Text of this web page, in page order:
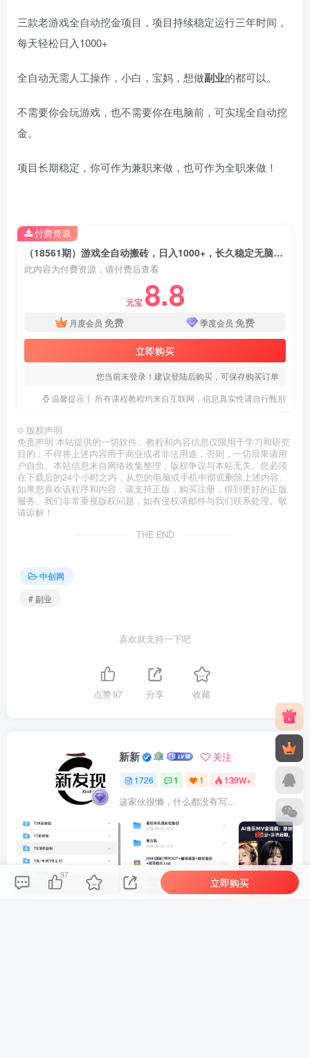
三款老游戏全自动挖金项目，项目持续稳定运行三年时间，
每天轻松日入1000+
全自动无需人工操作，小白，宝妈，想做副业的都可以。
不需要你会玩游戏，也不需要你在电脑前，可实现全自动挖
金。
项目长期稳定，你可作为兼职来做，也可作为全职来做！
（18561期）游戏全自动搬砖，日入1000+，长久稳定无脑赚，可副业全职！
此内容为付费资源，请付费后查看
元宝 8.8
月度会员 免费 季度会员 免费
立即购买
您当前未登录！建议登陆后购买，可保存购买订单
温馨提示丨 所有课程教程均来自互联网，信息真实性请自行甄别
付费资源
© 版权声明
免责声明 本站提供的一切软件、教程和内容信息仅限用于学习和研究
目的；不得将上述内容用于商业或者非法用途，否则，一切后果请用
户自负。本站信息来自网络收集整理，版权争议与本站无关。您必须
在下载后的24个小时之内，从您的电脑或手机中彻底删除上述内容。
如果您喜欢该程序和内容，请支持正版，购买注册，得到更好的正版
服务。我们非常重视版权问题，如有侵权请邮件与我们联系处理。敬
请谅解！
THE END
中创网
# 副业
喜欢就支持一下吧
点赞97 分享 收藏
新新 关注
1726 1 1 139W+
这家伙很懒，什么都没有写...
车机导航系统_鼎微方案_刷机升级固件包 车机导航系统_蘑菇车机_刷机升级固件包
97
立即购买